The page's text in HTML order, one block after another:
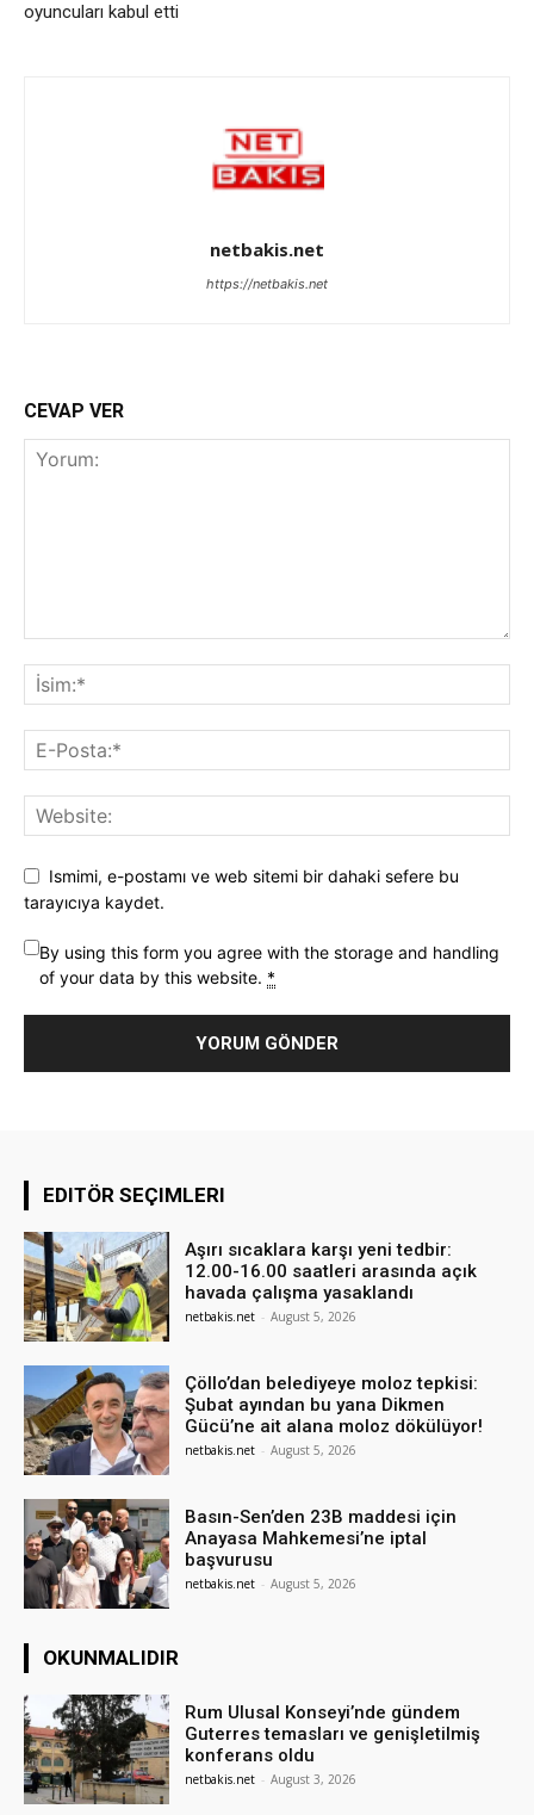
oyuncuları kabul etti
netbakis.net
https://netbakis.net
CEVAP VER
Ismimi, e-postamı ve web sitemi bir dahaki sefere bu
tarayıcıya kaydet.
By using this form you agree with the storage and handling
of your data by this website. *
EDITÖR SEÇIMLERI
Aşırı sıcaklara karşı yeni tedbir:
12.00-16.00 saatleri arasında açık
havada çalışma yasaklandı
netbakis.net - August 5, 2026
Çöllo’dan belediyeye moloz tepkisi:
Şubat ayından bu yana Dikmen
Gücü’ne ait alana moloz dökülüyor!
netbakis.net - August 5, 2026
Basın-Sen’den 23B maddesi için
Anayasa Mahkemesi’ne iptal
başvurusu
netbakis.net - August 5, 2026
OKUNMALIDIR
Rum Ulusal Konseyi’nde gündem
Guterres temasları ve genişletilmiş
konferans oldu
netbakis.net - August 3, 2026